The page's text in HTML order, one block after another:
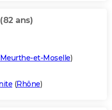
(82 ans)
Meurthe-et-Moselle)
(Rhône)